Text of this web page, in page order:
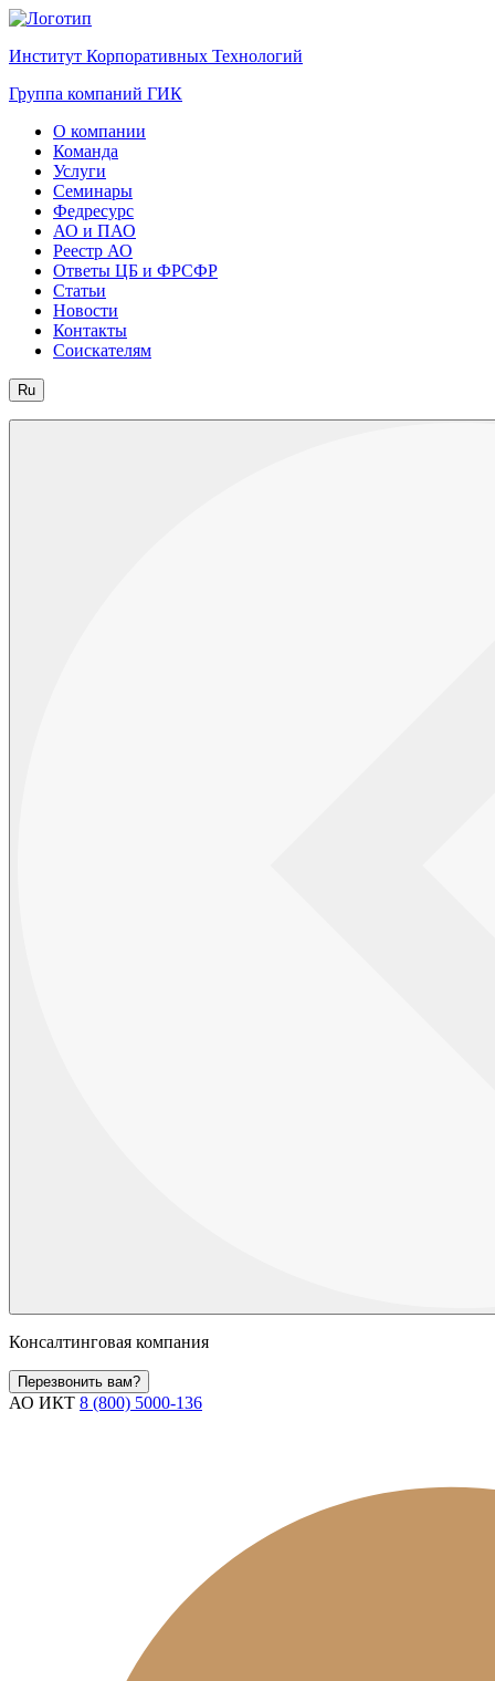
Институт Корпоративных Технологий
Группа компаний ГИК
О компании
Команда
Услуги
Семинары
Федресурс
АО и ПАО
Реестр АО
Ответы ЦБ и ФРСФР
Статьи
Новости
Контакты
Соискателям
Ru
Консалтинговая компания
Перезвонить вам?
АО ИКТ 8 (800) 5000-136